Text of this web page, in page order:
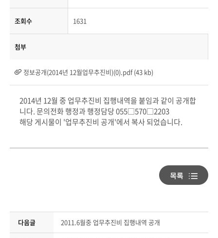
조회수 1631
첨부
정보공개(2014년 12월업무추진비)(0).pdf (43 kb)
2014년 12월 중 업무추진비 집행내역을 붙임과 같이 공개합
니다. 문의전화 행정과 행정담당 055□570□2203
해당 게시물이 '업무추진비 공개'에서 복사 되었습니다.
다음글 2011.6월중 업무추진비 집행내역 공개